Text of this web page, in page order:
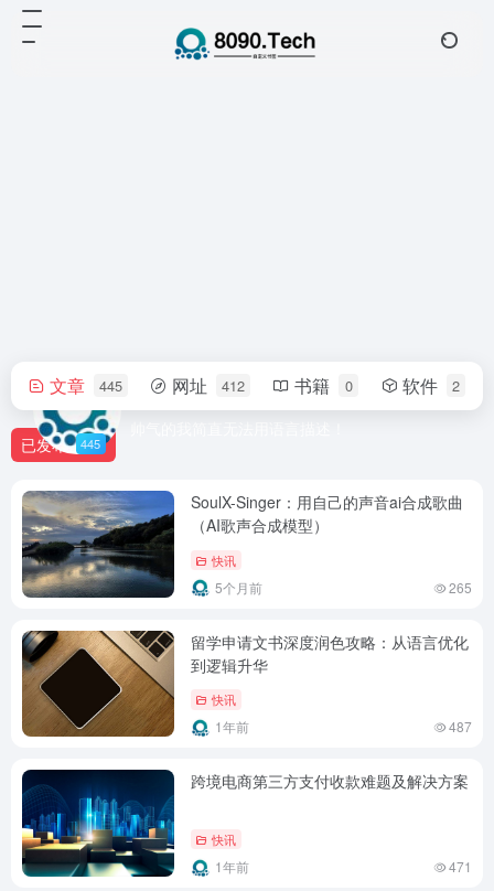
admin
文章 445 网址 412 书籍 0 软件 2
已发布 445
SoulX-Singer：用自己的声音ai合成歌曲
（AI歌声合成模型）
快讯
5个月前 265
留学申请文书深度润色攻略：从语言优化
到逻辑升华
快讯
1年前 487
跨境电商第三方支付收款难题及解决方案
快讯
1年前 471